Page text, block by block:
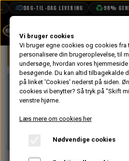
DAG-TIL-DAG LEVERING 98%
BOOK TID
PROJEKTER
TEKNISK DATA
VANDPOLERING
Forside Mini Elektrisk
På lager
Stel
Varenummer:
Vi bruger cookies
Vi bruger egne cookies og cookies fra
personalisere din brugeroplevelse, til
undersøge, hvordan vores
besøgende. Du kan altid tilbagekalde
på linket 'Cookies' nederst på siden.
cookies vi benytter? Så tryk på "Skift
venstre hjørne.
Læs mere om cookies her
Nødvendige cookies